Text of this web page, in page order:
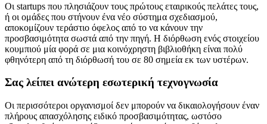
Οι startups που πλησιάζουν τους πρώτους εταιρικούς πελάτες τους,
ή οι ομάδες που στήνουν ένα νέο σύστημα σχεδιασμού,
αποκομίζουν τεράστιο όφελος από το να κάνουν την
προσβασιμότητα σωστά από την πηγή. Η διόρθωση ενός στοιχείου
κουμπιού μία φορά σε μια κοινόχρηστη βιβλιοθήκη είναι πολύ
φθηνότερη από τη διόρθωσή του σε 80 σημεία εκ των υστέρων.
Σας λείπει ανώτερη εσωτερική τεχνογνωσία
Οι περισσότεροι οργανισμοί δεν μπορούν να δικαιολογήσουν έναν
πλήρους απασχόλησης ειδικό προσβασιμότητας, ωστόσο